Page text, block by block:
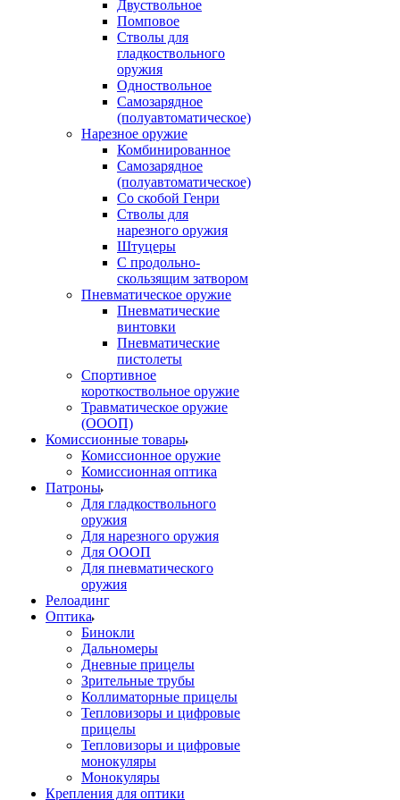
Двуствольное
Помповое
Стволы для
гладкоствольного
оружия
Одноствольное
Самозарядное
(полуавтоматическое)
Нарезное оружие
Комбинированное
Самозарядное
(полуавтоматическое)
Со скобой Генри
Стволы для
нарезного оружия
Штуцеры
С продольно-
скользящим затвором
Пневматическое оружие
Пневматические
винтовки
Пневматические
пистолеты
Спортивное
короткоствольное оружие
Травматическое оружие
(ОООП)
Комиссионные товары
Комиссионное оружие
Комиссионная оптика
Патроны
Для гладкоствольного
оружия
Для нарезного оружия
Для ОООП
Для пневматического
оружия
Релоадинг
Оптика
Бинокли
Дальномеры
Дневные прицелы
Зрительные трубы
Коллиматорные прицелы
Тепловизоры и цифровые
прицелы
Тепловизоры и цифровые
монокуляры
Монокуляры
Крепления для оптики